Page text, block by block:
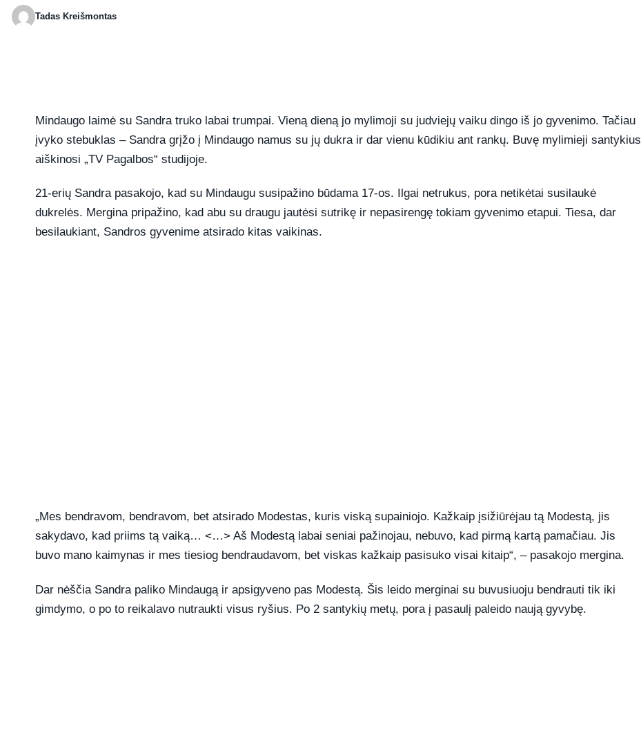
Tadas Kreišmontas
Mindaugo laimė su Sandra truko labai trumpai. Vieną dieną jo mylimoji su judviejų vaiku dingo iš jo gyvenimo. Tačiau
įvyko stebuklas – Sandra grįžo į Mindaugo namus su jų dukra ir dar vienu kūdikiu ant rankų. Buvę mylimieji santykius
aiškinosi „TV Pagalbos“ studijoje.
21-erių Sandra pasakojo, kad su Mindaugu susipažino būdama 17-os. Ilgai netrukus, pora netikėtai susilaukė
dukrelės. Mergina pripažino, kad abu su draugu jautėsi sutrikę ir nepasirengę tokiam gyvenimo etapui. Tiesa, dar
besilaukiant, Sandros gyvenime atsirado kitas vaikinas.
„Mes bendravom, bendravom, bet atsirado Modestas, kuris viską supainiojo. Kažkaip įsižiūrėjau tą Modestą, jis
sakydavo, kad priims tą vaiką… <…> Aš Modestą labai seniai pažinojau, nebuvo, kad pirmą kartą pamačiau. Jis
buvo mano kaimynas ir mes tiesiog bendraudavom, bet viskas kažkaip pasisuko visai kitaip“, – pasakojo mergina.
Dar nėščia Sandra paliko Mindaugą ir apsigyveno pas Modestą. Šis leido merginai su buvusiuoju bendrauti tik iki
gimdymo, o po to reikalavo nutraukti visus ryšius. Po 2 santykių metų, pora į pasaulį paleido naują gyvybę.